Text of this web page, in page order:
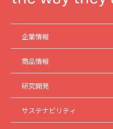
企業情報
商品情報
研究開発
サステナビリティ